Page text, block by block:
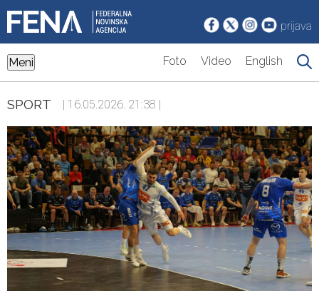
prijava
Meni Foto Video English
SPORT | 16.05.2026. 21:38 |